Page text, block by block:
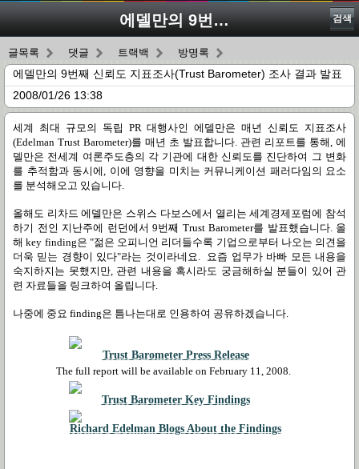
에델만의 9번째 신뢰도 지표조사(Trust Barometer) 조사 결과 발표 검색
글목록 댓글 트랙백 방명록
에델만의 9번째 신뢰도 지표조사(Trust Barometer) 조사 결과 발표
2008/01/26 13:38
세계 최대 규모의 독립 PR 대행사인 에델만은 매년 신뢰도 지표조사
(Edelman Trust Barometer)를 매년 초 발표합니다. 관련 리포트를 통해, 에
델만은 전세계 여론주도층의 각 기관에 대한 신뢰도를 진단하여 그 변화
를 추적함과 동시에, 이에 영향을 미치는 커뮤니케이션 패러다임의 요소
를 분석해오고 있습니다.
올해도 리차드 에델만은 스위스 다보스에서 열리는 세계경제포럼에 참석
하기 전인 지난주에 런던에서 9번째 Trust Barometer를 발표했습니다. 올
해 key finding은 "젊은 오피니언 리더들수록 기업으로부터 나오는 의견을
더욱 믿는 경향이 있다"라는 것이라네요. 요즘 업무가 바빠 모든 내용을
숙지하지는 못했지만, 관련 내용을 혹시라도 궁금해하실 분들이 있어 관
련 자료들을 링크하여 올립니다.
나중에 중요 finding은 틈나는대로 인용하여 공유하겠습니다.
Trust Barometer Press Release
The full report will be available on February 11, 2008.
Trust Barometer Key Findings
Richard Edelman Blogs About the Findings